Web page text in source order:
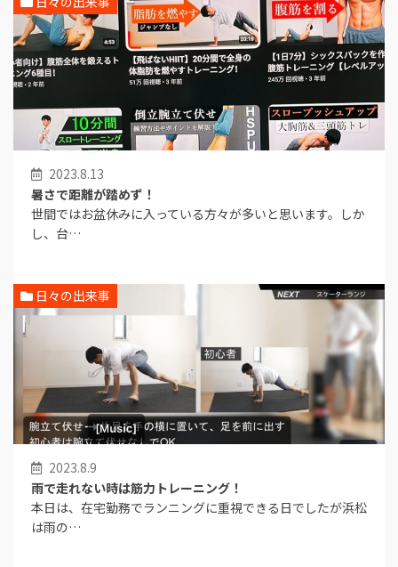
2023.8.13
暑さで距離が踏めず！
世間ではお盆休みに入っている方々が多いと思います。しか
し、台…
2023.8.9
雨で走れない時は筋力トレーニング！
本日は、在宅勤務でランニングに重視できる日でしたが浜松
は雨の…
日々の出来事